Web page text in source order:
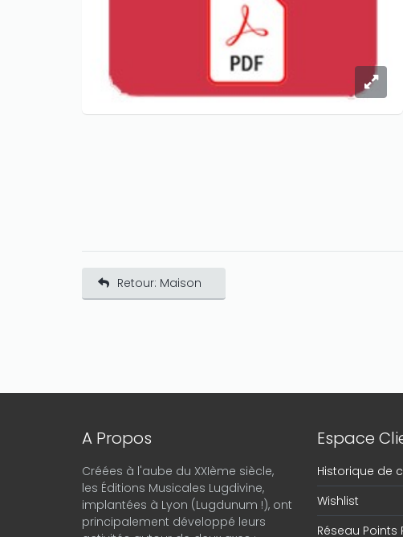
Retour: Maison
A Propos
Créées à l'aube du XXIème siècle,
les Éditions Musicales Lugdivine,
implantées à Lyon (Lugdunum !), ont
principalement développé leurs
Espace
Historique de
Wishlist
Réseau Points